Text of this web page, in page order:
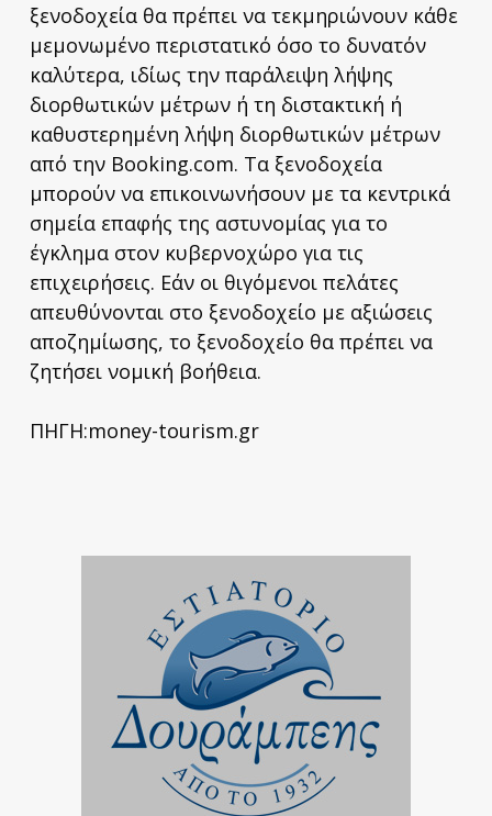
ξενοδοχεία θα πρέπει να τεκμηριώνουν κάθε
μεμονωμένο περιστατικό όσο το δυνατόν
καλύτερα, ιδίως την παράλειψη λήψης
διορθωτικών μέτρων ή τη διστακτική ή
καθυστερημένη λήψη διορθωτικών μέτρων
από την Booking.com. Τα ξενοδοχεία
μπορούν να επικοινωνήσουν με τα κεντρικά
σημεία επαφής της αστυνομίας για το
έγκλημα στον κυβερνοχώρο για τις
επιχειρήσεις. Εάν οι θιγόμενοι πελάτες
απευθύνονται στο ξενοδοχείο με αξιώσεις
αποζημίωσης, το ξενοδοχείο θα πρέπει να
ζητήσει νομική βοήθεια.
ΠΗΓΗ:money-tourism.gr